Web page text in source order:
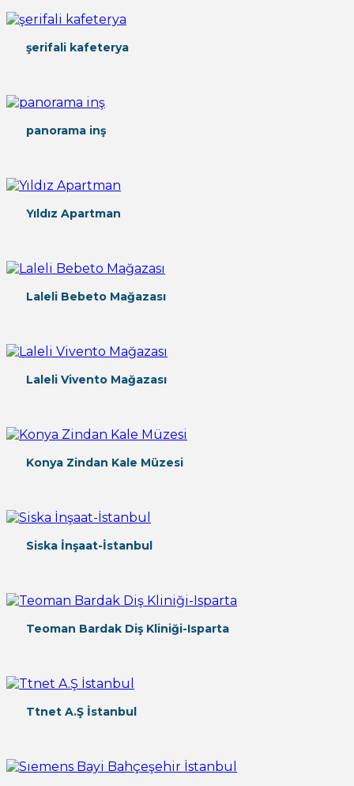
şerifali kafeterya
panorama inş
Yıldız Apartman
Laleli Bebeto Mağazası
Laleli Vivento Mağazası
Konya Zindan Kale Müzesi
Siska İnşaat-İstanbul
Teoman Bardak Diş Kliniği-Isparta
Ttnet A.Ş İstanbul